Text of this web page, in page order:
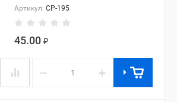
Артикул: CP-195
45.00 ₽
− +